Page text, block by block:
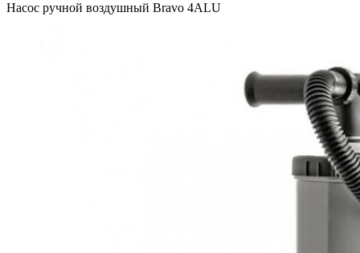
Насос ручной воздушный Bravo 4ALU